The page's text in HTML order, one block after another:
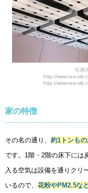
引用
http://www.rea-
http://www.rea-
家の特徴
その名の通り、 約1トンも
です。1階・2階の床下には
入る空気は設備を通りクリ
いるので、 花粉やPM2.5な